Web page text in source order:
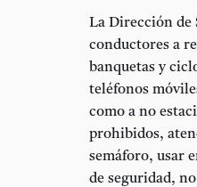
La Dirección de
conductores a
banquetas y
teléfonos
como a no
prohibidos,
semáforo, usar
de seguridad,